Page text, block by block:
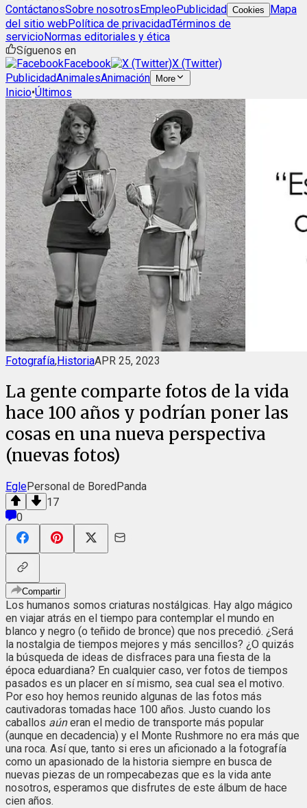
ContáctanosSobre nosotrosEmpleoPublicidad Cookies
Mapa
del sitio webPolítica de privacidadTérminos de
servicioNormas editoriales y ética
Síguenos en
Facebook
X (Twitter)
PublicidadAnimalesAnimación More
Inicio•Últimos
Fotografía,HistoriaAPR 25, 2023
La gente comparte fotos de la vida
hace 100 años y podrían poner las
cosas en una nueva perspectiva
(nuevas fotos)
EglePersonal de BoredPanda
17
0
Compartir
Los humanos somos criaturas nostálgicas. Hay algo mágico
en viajar atrás en el tiempo para contemplar el mundo en
blanco y negro (o teñido de bronce) que nos precedió. ¿Será
la nostalgia de tiempos mejores y más sencillos? ¿O quizás
la búsqueda de ideas de disfraces para una fiesta de la
época eduardiana? En cualquier caso, ver fotos de tiempos
pasados es un placer en sí mismo, sea cual sea el motivo.
Por eso hoy hemos reunido algunas de las fotos más
cautivadoras tomadas hace 100 años. Justo cuando los
caballos aúneran el medio de transporte más popular
(aunque en decadencia) y el Monte Rushmore no era más que
una roca. Así que, tanto si eres un aficionado a la fotografía
como un apasionado de la historia siempre en busca de
nuevas piezas de un rompecabezas que es la vida ante
nosotros, esperamos que disfrutes de este álbum de hace
cien años.